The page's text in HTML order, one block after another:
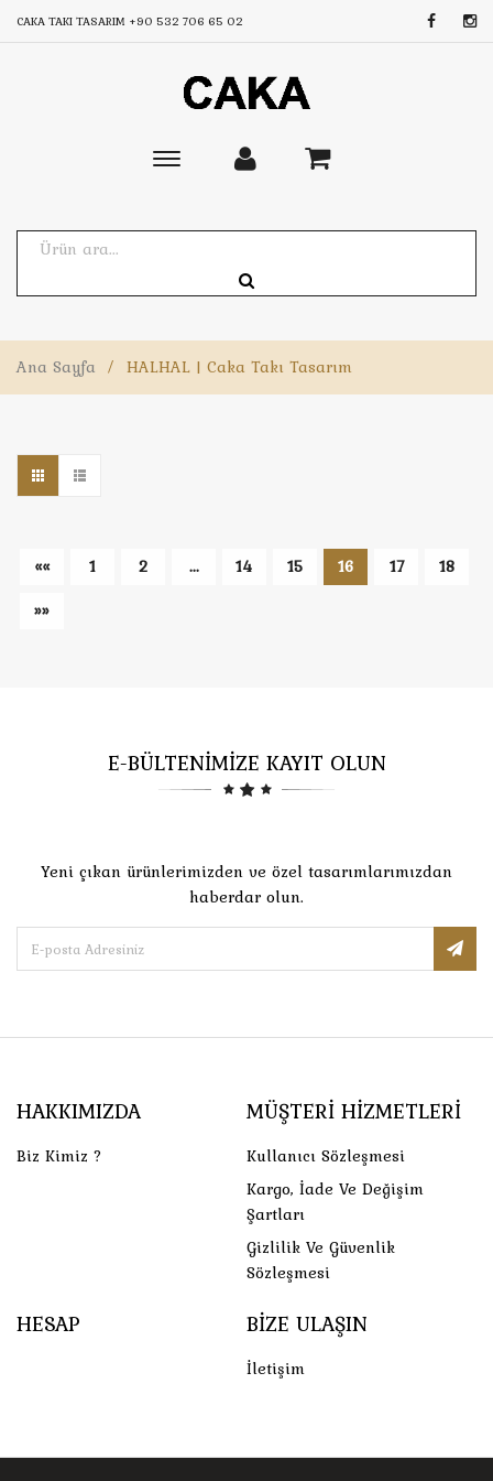
CAKA TAKI TASARIM +90 532 706 65 02
Toggle
Ana Sayfa / HALHAL | Caka Takı Tasarım
«« 1 2 ... 14 15 16 17
18
»»
E-BÜLTENİMİZE KAYIT OLUN
Yeni çıkan ürünlerimizden ve özel tasarımlarımızdan
haberdar olun.
HAKKIMIZDA
Biz Kimiz ?
MÜŞTERI HIZMETLERI
Kullanıcı Sözleşmesi
Kargo, İade Ve Değişim
Şartları
Gizlilik Ve Güvenlik
Sözleşmesi
HESAP BIZE ULAŞIN
İletişim